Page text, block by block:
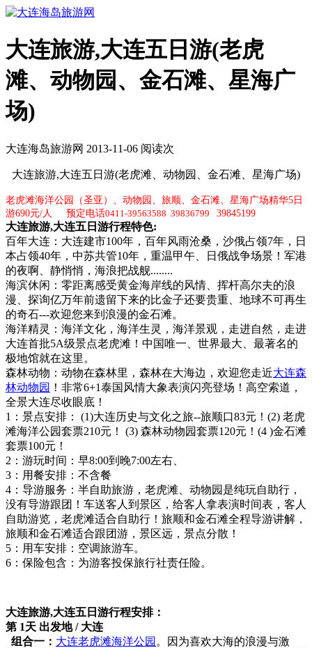
大连旅游,大连五日游(老虎
滩、动物园、金石滩、星海广
场)
大连海岛旅游网 2013-11-06 阅读次
大连旅游,大连五日游(老虎滩、动物园、金石滩、星海广场)
老虎滩海洋公园（圣亚）、动物园、旅顺、金石滩、星海广场精华5日
游690元/人 预定电话0411-39563588 39836799 39845199
大连旅游,大连五日游行程特色:
百年大连：大连建市100年，百年风雨沧桑，沙俄占领7年，日
本占领40年，中苏共管10年，重温甲午、日俄战争场景！军港
的夜啊、静悄悄，海浪把战舰........
海滨休闲：零距离感受黄金海岸线的风情、挥杆高尔夫的浪
漫、探询亿万年前遗留下来的比金子还要贵重、地球不可再生
的奇石---欢迎您来到浪漫的金石滩。
海洋精灵：海洋文化，海洋生灵，海洋景观，走进自然，走进
大连首批5A级景点老虎滩！中国唯一、世界最大、最著名的
极地馆就在这里。
森林动物：动物在森林里，森林在大海边，欢迎您走近大连森
林动物园 ！非常6+1泰国风情大象表演闪亮登场！高空索道，
全景大连尽收眼底！
1：景点安排： (1)大连历史与文化之旅--旅顺口83元！(2) 老虎
滩海洋公园套票210元！ (3) 森林动物园套票120元！(4 )金石滩
套票100元！
2：游玩时间：早8:00到晚7:00左右、
3：用餐安排：不含餐
4：导游服务：半自助旅游，老虎滩、动物园是纯玩自助行，
没有导游跟团！车送客人到景区，给客人拿表演时间表，客人
自助游览，老虎滩适合自助行！旅顺和金石滩全程导游讲解，
旅顺和金石滩适合跟团游，景区远，景点分散！
5：用车安排：空调旅游车。
6：保险包含：为游客投保旅行社责任险。
大连旅游,大连五日游行程安排：
第 1天 出发地 / 大连
组合一： 大连老虎滩海洋公园 。因为喜欢大海的浪漫与激